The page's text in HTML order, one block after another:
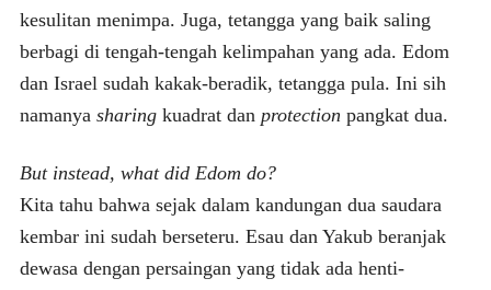
kesulitan menimpa. Juga, tetangga yang baik saling
berbagi di tengah-tengah kelimpahan yang ada. Edom
dan Israel sudah kakak-beradik, tetangga pula. Ini sih
namanya sharingkuadrat dan protection pangkat dua.
But instead, what did Edom do?
Kita tahu bahwa sejak dalam kandungan dua saudara
kembar ini sudah berseteru. Esau dan Yakub beranjak
dewasa dengan persaingan yang tidak ada henti-